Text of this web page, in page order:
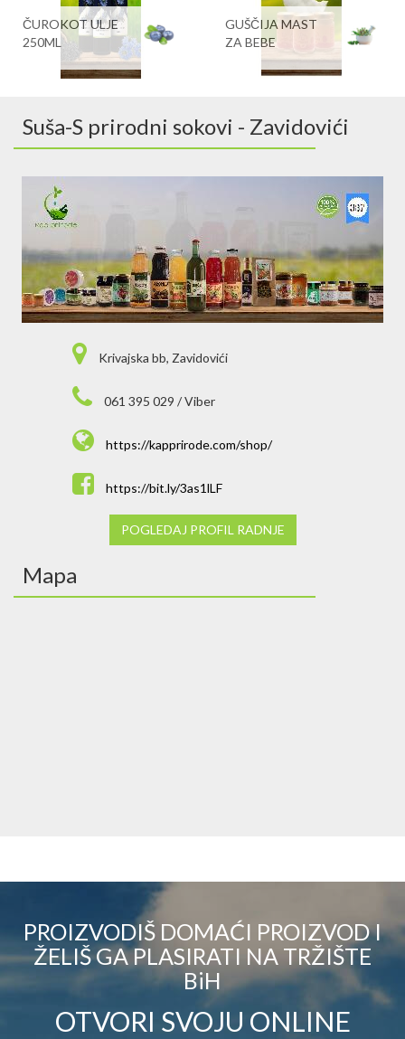
ČUROKOT ULJE
250ML
GUŠČIJA MAST
ZA BEBE
Suša-S prirodni sokovi - Zavidovići
Krivajska bb, Zavidovići
061 395 029 / Viber
https://kapprirode.com/shop/
https://bit.ly/3as1lLF
POGLEDAJ PROFIL RADNJE
Mapa
PROIZVODIŠ DOMAĆI PROIZVOD I
ŽELIŠ GA PLASIRATI NA TRŽIŠTE
BiH
OTVORI SVOJU ONLINE